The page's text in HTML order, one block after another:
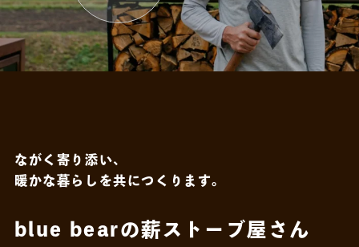
ながく寄り添い、
暖かな暮らしを共につくります。
blue bearの薪ストーブ屋さん